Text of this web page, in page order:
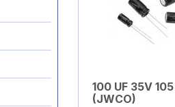
100 UF 35V
(JWCO)